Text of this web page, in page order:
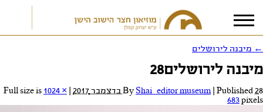
אני מאשר/ת אתתנאי הפרטיות
← מיבנה לירושלים
מיבנה לירושלים28
By Shai_editor museum Published28 בדצמבר 2017
1024 ×
683pixels